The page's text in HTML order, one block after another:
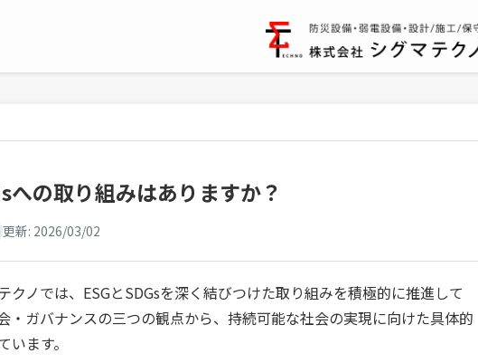
への取り組みはありますか？
更新: 2026/03/02
クノでは、ESGとSDGsを深く結びつけた取り組みを積極的に推進して
・ガバナンスの三つの観点から、持続可能な社会の実現に向けた具体的
います。